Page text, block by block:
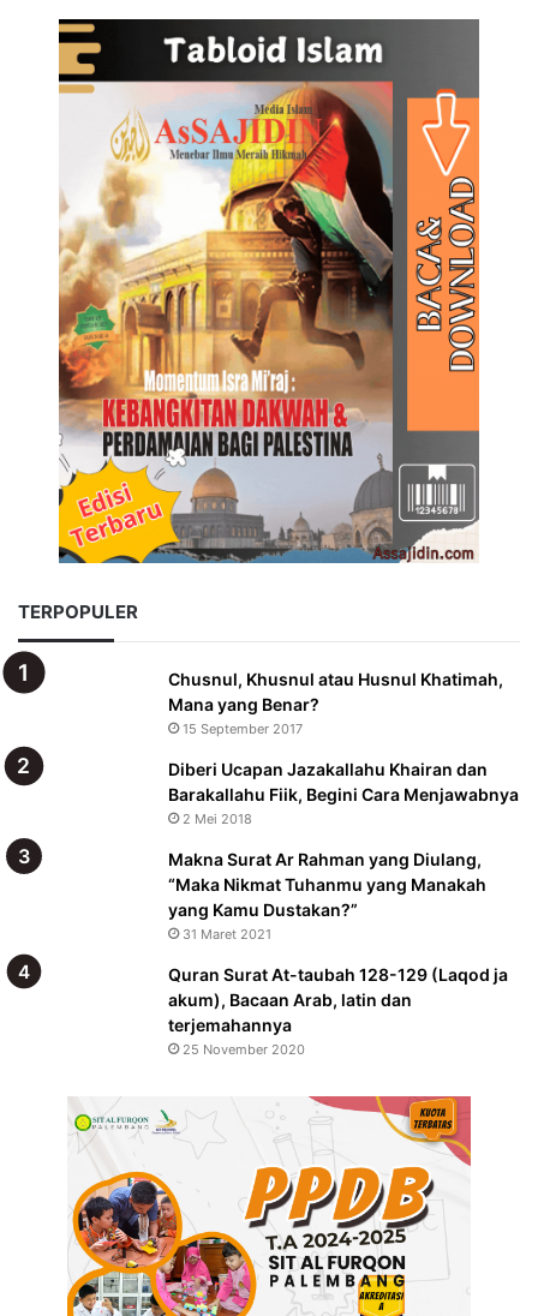
TERPOPULER
Chusnul, Khusnul atau Husnul Khatimah,
Mana yang Benar?
15 September 2017
Diberi Ucapan Jazakallahu Khairan dan
Barakallahu Fiik, Begini Cara Menjawabnya
2 Mei 2018
Makna Surat Ar Rahman yang Diulang,
“Maka Nikmat Tuhanmu yang Manakah
yang Kamu Dustakan?”
31 Maret 2021
Quran Surat At-taubah 128-129 (Laqod ja
akum), Bacaan Arab, latin dan
terjemahannya
25 November 2020